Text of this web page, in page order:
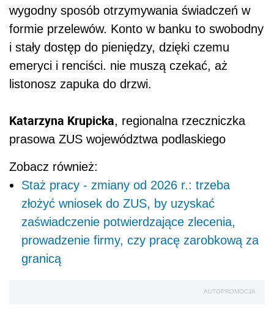
wygodny sposób otrzymywania świadczeń w
formie przelewów. Konto w banku to swobodny
i stały dostęp do pieniędzy, dzięki czemu
emeryci i renciści. nie muszą czekać, aż
listonosz zapuka do drzwi.
Katarzyna Krupicka, regionalna rzeczniczka
prasowa ZUS województwa podlaskiego
Zobacz również:
Staż pracy - zmiany od 2026 r.: trzeba
złożyć wniosek do ZUS, by uzyskać
zaświadczenie potwierdzające zlecenia,
prowadzenie firmy, czy pracę zarobkową za
granicą
AUTOPROMOCJA